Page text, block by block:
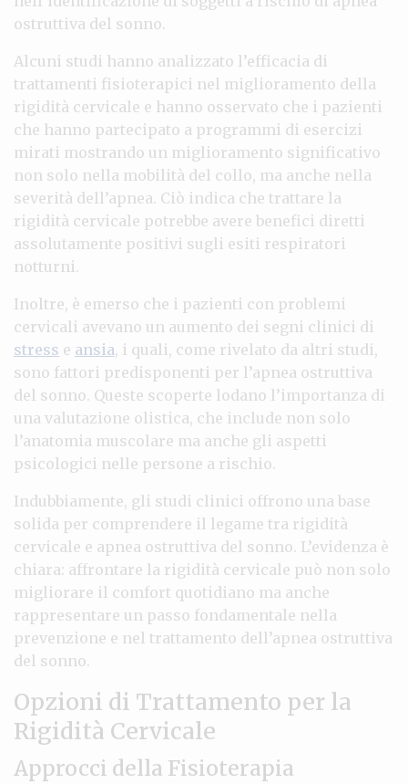
ostruttiva del sonno.
Alcuni studi hanno analizzato l’efficacia di
trattamenti fisioterapici nel miglioramento della
rigidità cervicale e hanno osservato che i pazienti
che hanno partecipato a programmi di esercizi
mirati mostrando un miglioramento significativo
non solo nella mobilità del collo, ma anche nella
severità dell’apnea. Ciò indica che trattare la
rigidità cervicale potrebbe avere benefici diretti
assolutamente positivi sugli esiti respiratori
notturni.
Inoltre, è emerso che i pazienti con problemi
cervicali avevano un aumento dei segni clinici di
stress e ansia, i quali, come rivelato da altri studi,
sono fattori predisponenti per l’apnea ostruttiva
del sonno. Queste scoperte lodano l’importanza di
una valutazione olistica, che include non solo
l’anatomia muscolare ma anche gli aspetti
psicologici nelle persone a rischio.
Indubbiamente, gli studi clinici offrono una base
solida per comprendere il legame tra rigidità
cervicale e apnea ostruttiva del sonno. L’evidenza è
chiara: affrontare la rigidità cervicale può non solo
migliorare il comfort quotidiano ma anche
rappresentare un passo fondamentale nella
prevenzione e nel trattamento dell’apnea ostruttiva
del sonno.
Opzioni di Trattamento per la
Rigidità Cervicale
Approcci della Fisioterapia